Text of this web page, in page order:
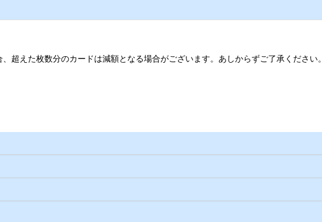
超えた枚数分のカードは減額となる場合がございます。あしからずご了承ください。